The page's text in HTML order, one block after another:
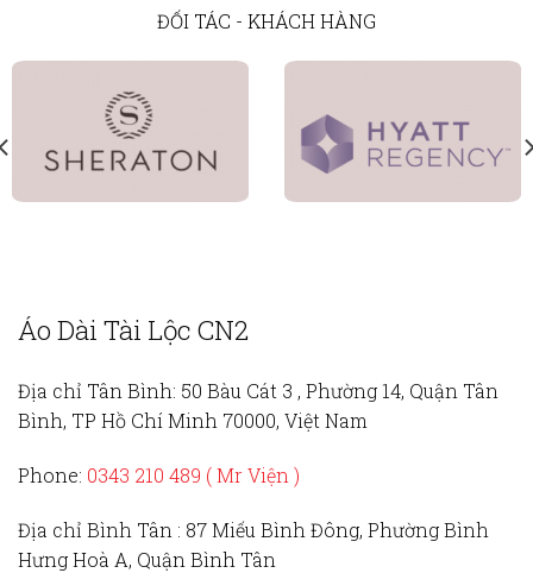
ĐỐI TÁC - KHÁCH HÀNG
Áo Dài Tài Lộc CN2
Địa chỉ Tân Bình: 50 Bàu Cát 3 , Phường 14, Quận Tân
Bình, TP Hồ Chí Minh 70000, Việt Nam
Phone: 0343 210 489 ( Mr Viện )
Địa chỉ Bình Tân : 87 Miếu Bình Đông, Phường Bình
Hưng Hoà A, Quận Bình Tân